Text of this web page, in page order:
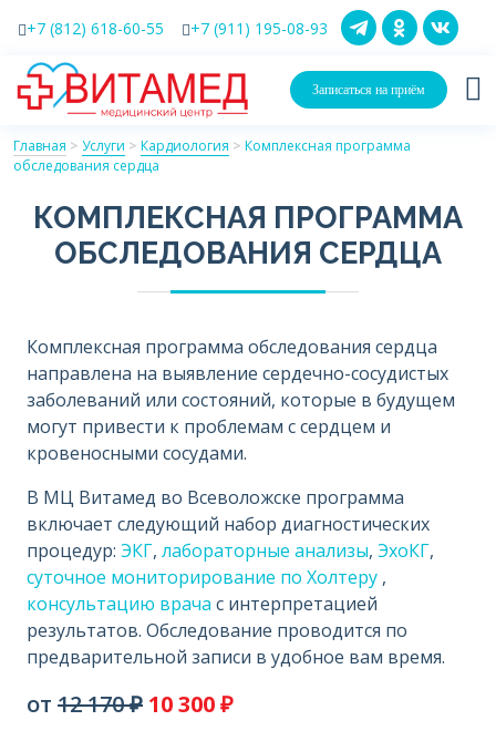
+7 (812) 618-60-55 +7 (911) 195-08-93
Записаться на приём
Главная > Услуги > Кардиология > Комплексная программа
обследования сердца
КОМПЛЕКСНАЯ ПРОГРАММА
ОБСЛЕДОВАНИЯ СЕРДЦА
Комплексная программа обследования сердца
направлена на выявление сердечно-сосудистых
заболеваний или состояний, которые в будущем
могут привести к проблемам с сердцем и
кровеносными сосудами.
В МЦ Витамед во Всеволожске программа
включает следующий набор диагностических
процедур: ЭКГ, лабораторные анализы, ЭхоКГ,
суточное мониторирование по Холтеру ,
консультацию врача с интерпретацией
результатов. Обследование проводится по
предварительной записи в удобное вам время.
от 12 170 ₽ 10 300 ₽